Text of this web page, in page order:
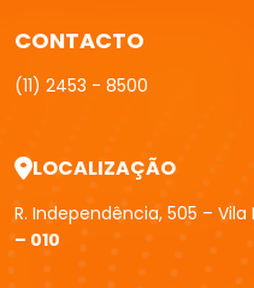
CONTACTO
(11) 2453 - 8500
LOCALIZAÇÃO
R. Independência, 505 – Vila
– 010